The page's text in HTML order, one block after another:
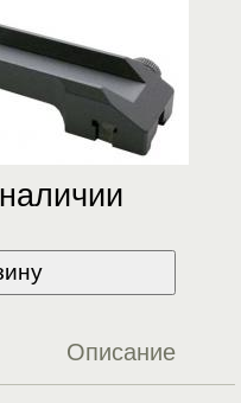
Описание